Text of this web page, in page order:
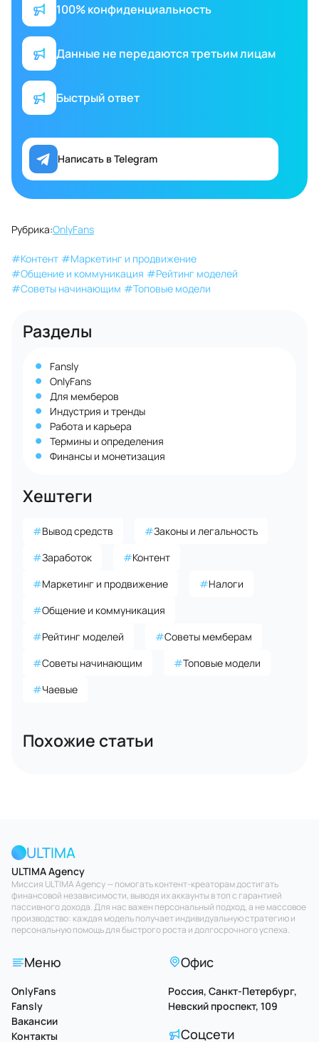
100% конфиденциальность
Данные не передаются третьим лицам
Быстрый ответ
Написать в Telegram
Рубрика:OnlyFans
#Контент #Маркетинг и продвижение
#Общение и коммуникация #Рейтинг моделей
#Советы начинающим #Топовые модели
Разделы
Fansly
OnlyFans
Для мемберов
Индустрия и тренды
Работа и карьера
Термины и определения
Финансы и монетизация
Хештеги
#Вывод средств #Законы и легальность
#Заработок #Контент
#Маркетинг и продвижение #Налоги
#Общение и коммуникация
#Рейтинг моделей #Советы мемберам
#Советы начинающим #Топовые модели
#Чаевые
Похожие статьи
ULTIMA
ULTIMA Agency
Миссия ULTIMA Agency — помогать контент-креаторам достигать
финансовой независимости, выводя их аккаунты в топ с гарантией
пассивного дохода. Для нас важен персональный подход, а не массовое
производство: каждая модель получает индивидуальную стратегию и
персональную помощь для быстрого роста и долгосрочного успеха.
Меню
OnlyFans
Fansly
Вакансии
Контакты
Офис
Россия, Санкт-Петербург,
Невский проспект, 109
Соцсети